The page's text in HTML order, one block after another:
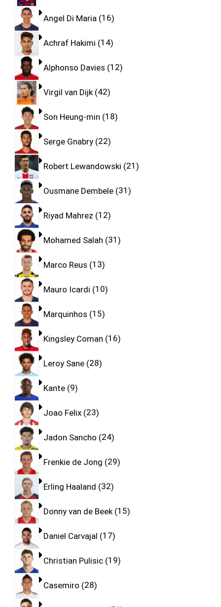
Angel Di Maria 16
Achraf Hakimi 14
Alphonso Davies 12
Virgil van Dijk 42
Son Heung-min 18
Serge Gnabry 22
Robert Lewandowski 21
Ousmane Dembele 31
Riyad Mahrez 12
Mohamed Salah 31
Marco Reus 13
Mauro Icardi 10
Marquinhos 15
Kingsley Coman 16
Leroy Sane 28
Kante 9
Joao Felix 23
Jadon Sancho 24
Frenkie de Jong 29
Erling Haaland 32
Donny van de Beek 15
Daniel Carvajal 17
Christian Pulisic 19
Casemiro 28